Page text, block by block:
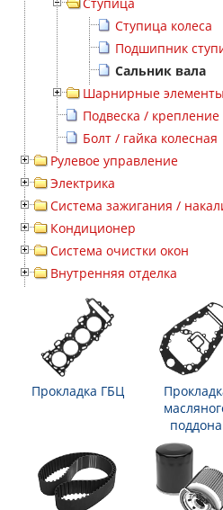
Ступица колеса
Подшипник
Сальник вала
Шарнирные элементы
Подвеска /
Болт / гайка колесная
Рулевое управление
Электрика
Система зажигания /
Кондиционер
Система очистки окон
Внутренняя отделка
Прокладка ГБЦ
поддона